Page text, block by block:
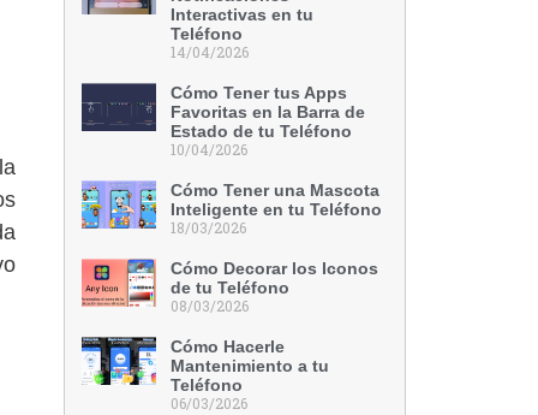
Interactivas en tu
Teléfono
14/04/2026
Cómo Tener tus Apps
Favoritas en la Barra de
Estado de tu Teléfono
10/04/2026
Cómo Tener una Mascota
Inteligente en tu Teléfono
18/03/2026
Cómo Decorar los Iconos
de tu Teléfono
08/03/2026
Cómo Hacerle
Mantenimiento a tu
Teléfono
06/03/2026